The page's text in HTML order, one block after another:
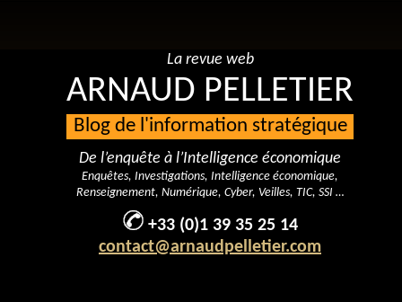
La revue web
ARNAUD PELLETIER
Blog de l'information stratégique
De l’enquête à l’Intelligence économique
Enquêtes, Investigations, Intelligence économique,
Renseignement, Numérique, Cyber, Veilles, TIC, SSI …
+33 (0)1 39 35 25 14
contact@arnaudpelletier.com